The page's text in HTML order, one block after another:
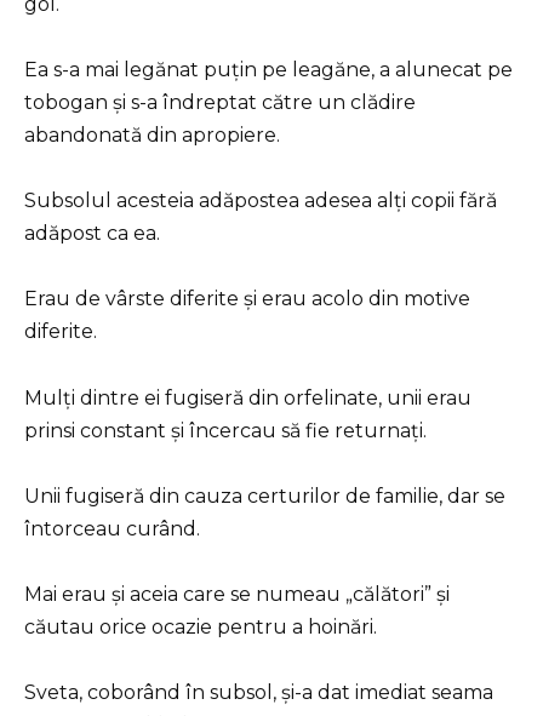
Ea s-a mai legănat puțin pe leagăne, a alunecat pe
tobogan și s-a îndreptat către un clădire
abandonată din apropiere.
Subsolul acesteia adăpostea adesea alți copii fără
adăpost ca ea.
Erau de vârste diferite și erau acolo din motive
diferite.
Mulți dintre ei fugiseră din orfelinate, unii erau
prinsi constant și încercau să fie returnați.
Unii fugiseră din cauza certurilor de familie, dar se
întorceau curând.
Mai erau și aceia care se numeau „călători” și
căutau orice ocazie pentru a hoinări.
Sveta, coborând în subsol, și-a dat imediat seama